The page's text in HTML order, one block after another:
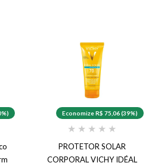
Economize R$ 75,06 (39%)
★ ★ ★ ★ ★
PROTETOR SOLAR
CORPORAL VICHY IDÉAL